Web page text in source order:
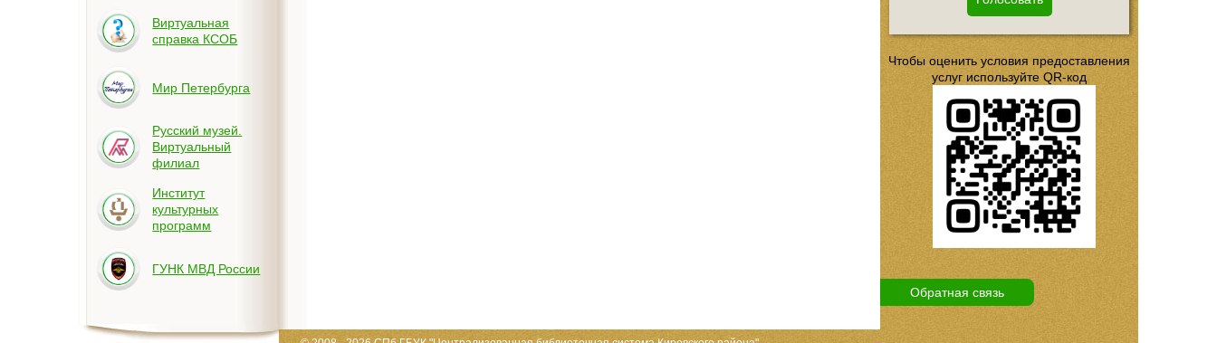
Виртуальная
справка КСОБ
Мир Петербурга
Русский музей.
Виртуальный
филиал
Институт
культурных
программ
ГУНК МВД России
Чтобы оценить условия предоставления
услуг используйте QR-код
Обратная связь